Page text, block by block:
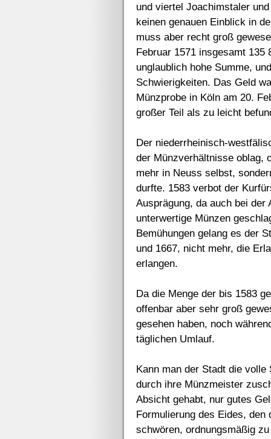
und viertel Joachimstaler
keinen genauen Einblick in
muss aber recht groß
Februar 1571 insgesamt 135
unglaublich hohe Summe,
Schwierigkeiten. Das Geld
Münzprobe in Köln am 20.
großer Teil als zu leicht
Der niederrheinisch-
der Münzverhältnisse oblag,
mehr in Neuss selbst,
durfte. 1583 verbot der
Ausprägung, da auch bei der
unterwertige Münzen
Bemühungen gelang es der
und 1667, nicht mehr, die
erlangen.
Da die Menge der bis 1583
offenbar aber sehr groß
gesehen haben, noch
täglichen Umlauf.
Kann man der Stadt die
durch ihre Münzmeister
Absicht gehabt, nur gutes
Formulierung des Eides,
schwören, ordnungsmäßig